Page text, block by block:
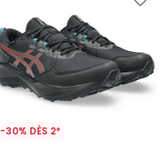
-30% DÈS 2*